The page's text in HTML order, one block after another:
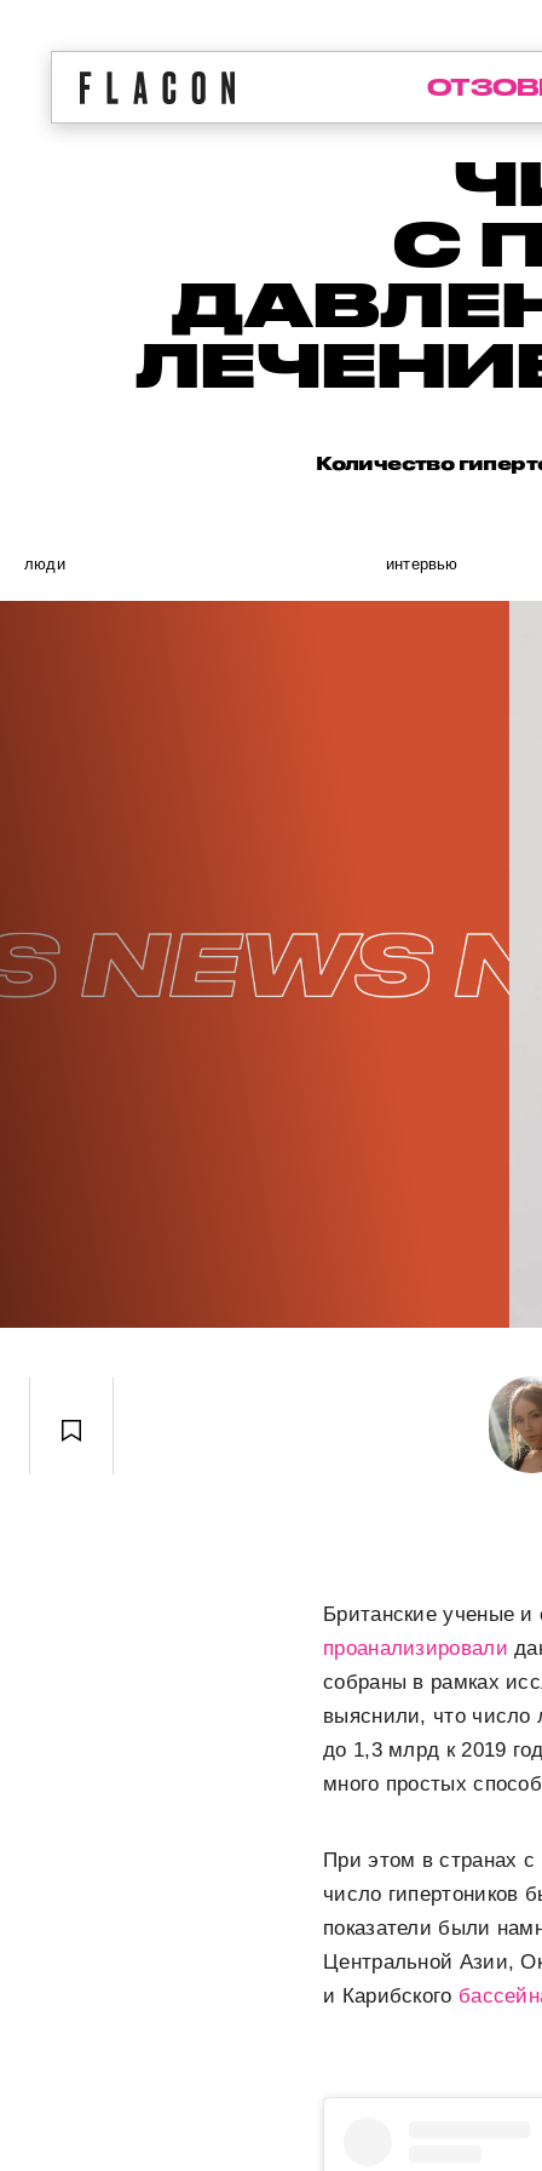
С
Количество
люди интервью
Британские ученые
проанализировали
собраны в рамках
выяснили, что
до 1,3 млрд к 2019
много простых
При этом в странах
число гипертоников
показатели были
Центральной Азии,
и Карибского